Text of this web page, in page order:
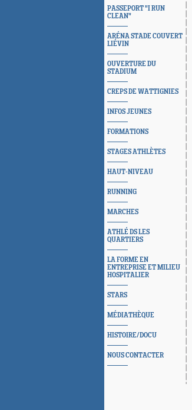
PASSEPORT "I RUN
CLEAN"
ARÉNA STADE COUVERT
LIÉVIN
OUVERTURE DU
STADIUM
CREPS DE WATTIGNIES
INFOS JEUNES
FORMATIONS
STAGES ATHLÈTES
HAUT-NIVEAU
RUNNING
MARCHES
ATHLÉ DS LES
QUARTIERS
LA FORME EN
ENTREPRISE ET MILIEU
HOSPITALIER
STARS
MÉDIATHÈQUE
HISTOIRE/DOCU
NOUS CONTACTER